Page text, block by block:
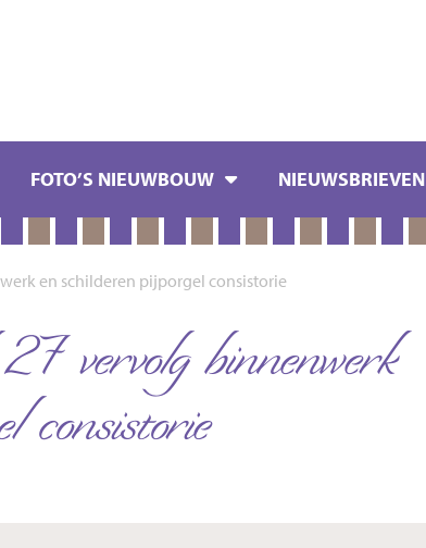
FOTO’S NIEUWBOUW NIEUWSBRIEVEN
en schilderen pijporgel consistorie
binnenwerk
consistorie